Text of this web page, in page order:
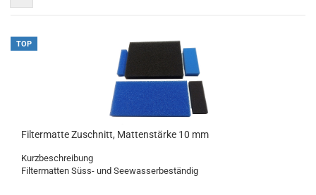
TOP
Filtermatte Zuschnitt, Mattenstärke 10 mm
Kurzbeschreibung
Filtermatten Süss- und Seewasserbeständig